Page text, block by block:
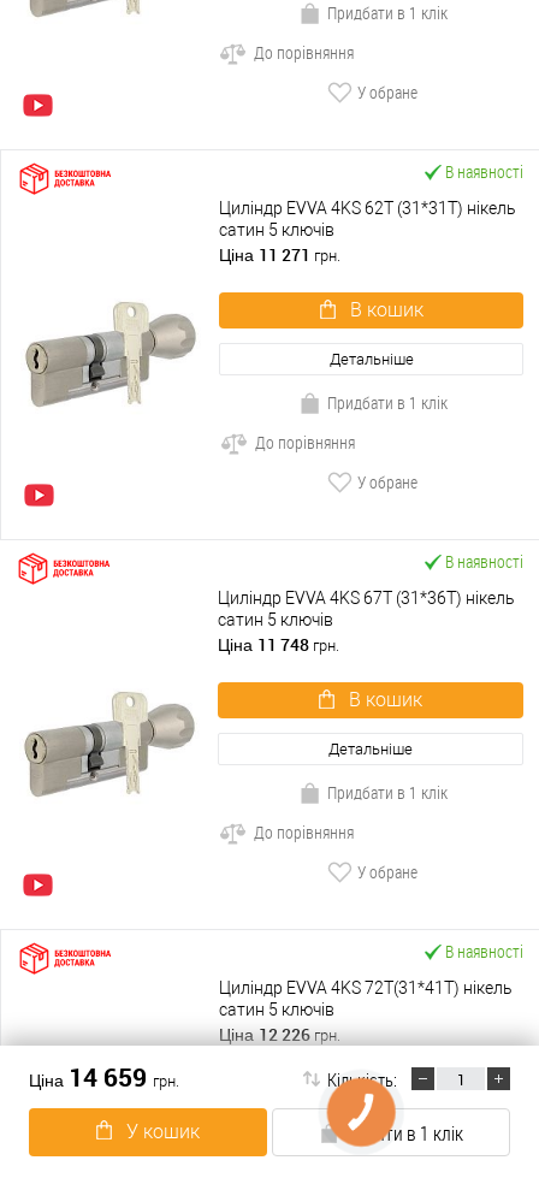
Ціна 14 659 грн. Кількість:
У кошик Купити в 1 клік
Придбати в 1 клік
До порівняння
У обране
В наявності
Циліндр EVVA 4KS 62T (31*31T) нікель
сатин 5 ключів
Ціна 11 271 грн.
В кошик
Детальніше
Придбати в 1 клік
До порівняння
У обране
В наявності
Циліндр EVVA 4KS 67T (31*36T) нікель
сатин 5 ключів
Ціна 11 748 грн.
В кошик
Детальніше
Придбати в 1 клік
До порівняння
У обране
В наявності
Циліндр EVVA 4KS 72Т(31*41T) нікель
сатин 5 ключів
Ціна 12 226грн.
В кошик
Детальніше